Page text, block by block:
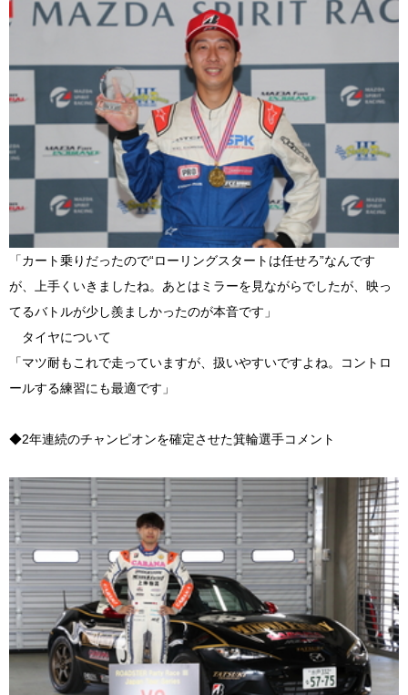
「カート乗りだったので“ローリングスタートは任せろ”なんです
が、上手くいきましたね。あとはミラーを見ながらでしたが、映っ
てるバトルが少し羨ましかったのが本音です」
タイヤについて
「マツ耐もこれで走っていますが、扱いやすいですよね。コントロ
ールする練習にも最適です」
◆2年連続のチャンピオンを確定させた箕輪選手コメント